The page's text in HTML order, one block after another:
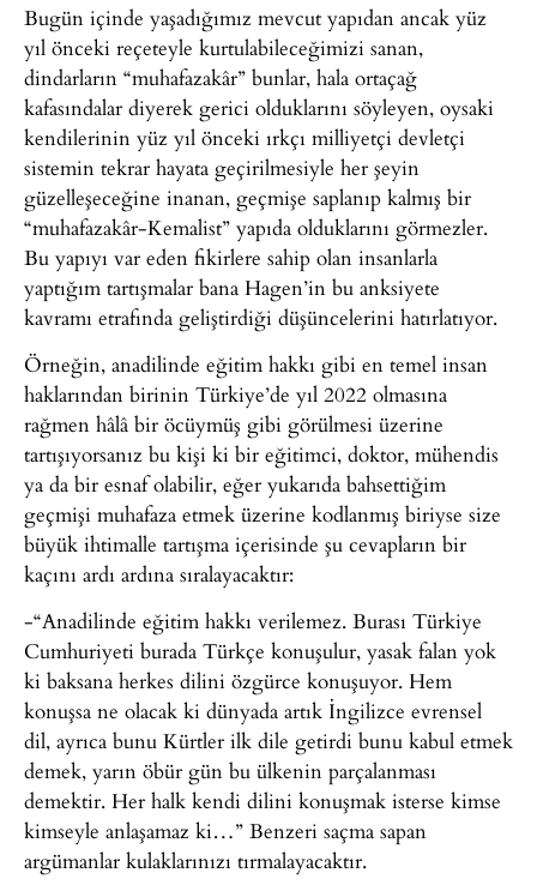
Bugün içinde yaşadığımız mevcut yapıdan ancak yüz
yıl önceki reçeteyle kurtulabileceğimizi sanan,
dindarların “muhafazakâr” bunlar, hala ortaçağ
kafasındalar diyerek gerici olduklarını söyleyen, oysaki
kendilerinin yüz yıl önceki ırkçı milliyetçi devletçi
sistemin tekrar hayata geçirilmesiyle her şeyin
güzelleşeceğine inanan, geçmişe saplanıp kalmış bir
“muhafazakâr-Kemalist” yapıda olduklarını görmezler.
Bu yapıyı var eden fikirlere sahip olan insanlarla
yaptığım tartışmalar bana Hagen’in bu anksiyete
kavramı etrafında geliştirdiği düşüncelerini hatırlatıyor.
Örneğin, anadilinde eğitim hakkı gibi en temel insan
haklarından birinin Türkiye’de yıl 2022 olmasına
rağmen hâlâ bir öcüymüş gibi görülmesi üzerine
tartışıyorsanız bu kişi ki bir eğitimci, doktor, mühendis
ya da bir esnaf olabilir, eğer yukarıda bahsettiğim
geçmişi muhafaza etmek üzerine kodlanmış biriyse size
büyük ihtimalle tartışma içerisinde şu cevapların bir
kaçını ardı ardına sıralayacaktır:
-“Anadilinde eğitim hakkı verilemez. Burası Türkiye
Cumhuriyeti burada Türkçe konuşulur, yasak falan yok
ki baksana herkes dilini özgürce konuşuyor. Hem
konuşsa ne olacak ki dünyada artık İngilizce evrensel
dil, ayrıca bunu Kürtler ilk dile getirdi bunu kabul etmek
demek, yarın öbür gün bu ülkenin parçalanması
demektir. Her halk kendi dilini konuşmak isterse kimse
kimseyle anlaşamaz ki…” Benzeri saçma sapan
argümanlar kulaklarınızı tırmalayacaktır.